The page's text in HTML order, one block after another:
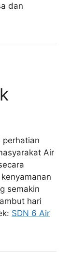
dan
perhatian
Air
semakin
hari
SDN 6 Air